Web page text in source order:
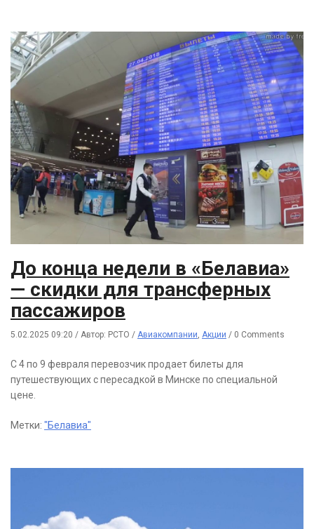
До конца недели в «Белавиа»
— скидки для трансферных
пассажиров
5.02.2025 09:20 / Автор: РСТО / Авиакомпании Акции / 0 Comments
С 4 по 9 февраля перевозчик продает билеты для
путешествующих с пересадкой в Минске по специальной
цене.
Метки: "Белавиа"